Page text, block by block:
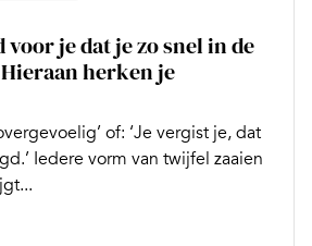
voor je dat je zo snel in de
herken je
of: ‘Je vergist je, dat
Iedere vorm van twijfel zaaien